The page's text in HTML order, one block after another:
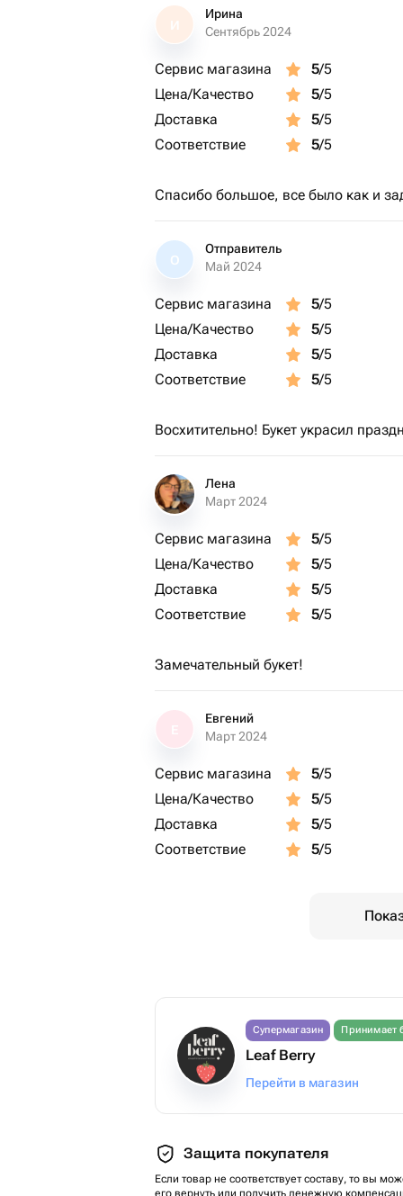
И
Ирина
Сентябрь 2024
Сервис магазина 5/5
Цена/Качество
5/5
Доставка
5/5
Соответствие
5/5
Спасибо большое, все было как и
О
Отправитель
Май 2024
Сервис магазина 5/5
Цена/Качество
5/5
Доставка
5/5
Соответствие
5/5
Восхитительно! Букет украсил
Лена
Март 2024
Сервис магазина 5/5
Цена/Качество
5/5
Доставка
5/5
Соответствие
5/5
Замечательный букет!
Евгений
Март 2024
Сервис магазина 5/5
Цена/Качество
5/5
Доставка
5/5
Соответствие
5/5
Супермагазин Принимает
Leaf Berry
Перейти в магазин
Защита покупателя
Если товар не соответствует составу, то вы
его вернуть или получить денежную